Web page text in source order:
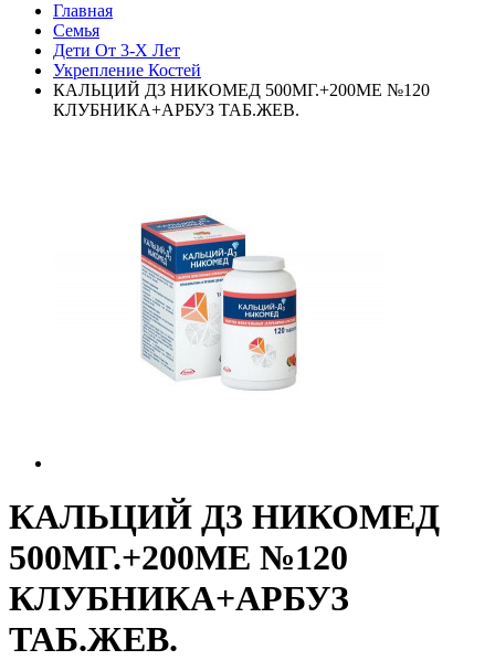
Главная
Семья
Дети От 3-Х Лет
Укрепление Костей
КАЛЬЦИЙ Д3 НИКОМЕД 500МГ.+200МЕ №120
КЛУБНИКА+АРБУЗ ТАБ.ЖЕВ.
КАЛЬЦИЙ Д3 НИКОМЕД
500МГ.+200МЕ №120
КЛУБНИКА+АРБУЗ
ТАБ.ЖЕВ.